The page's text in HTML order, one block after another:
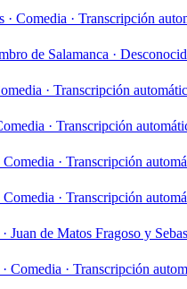
· Comedia · Transcripción
de Salamanca ·
· Transcripción
· Transcripción
Comedia · Transcripción
Comedia · Transcripción
· Juan de Matos Fragoso y
· Comedia · Transcripción